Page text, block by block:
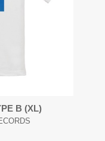
B (XL)